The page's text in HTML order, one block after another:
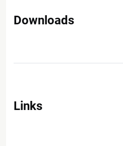
Downloads
Links